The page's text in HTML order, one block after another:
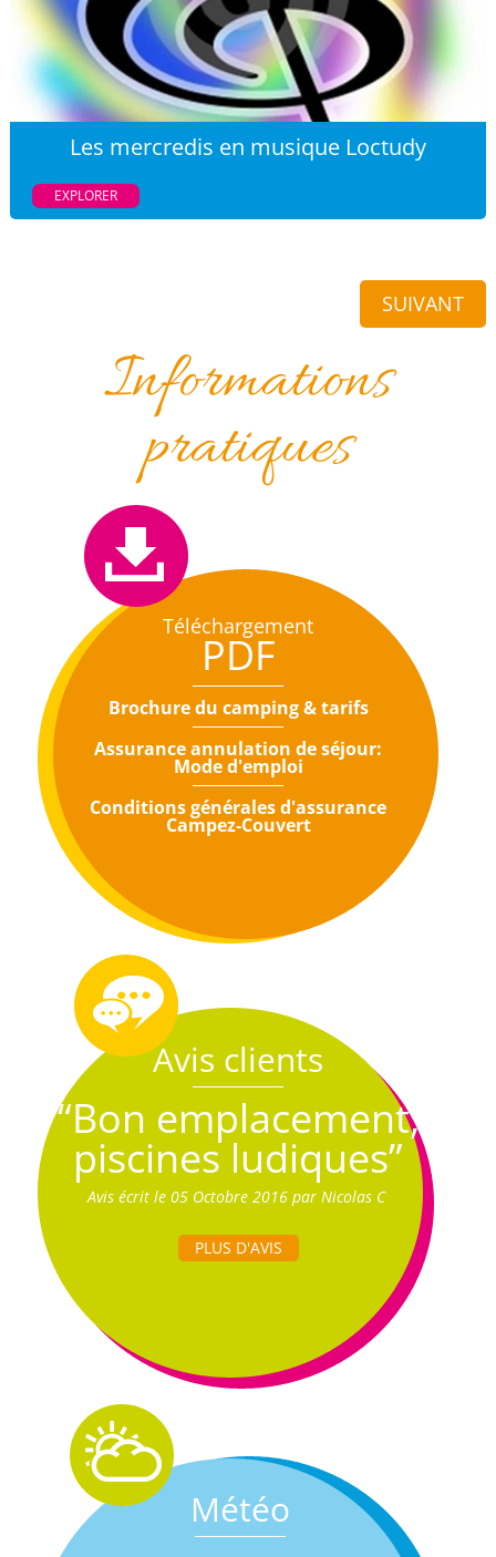
Les mercredis en musique Loctudy
EXPLORER
SUIVANT
Informations
pratiques
Téléchargement
PDF
Brochure du camping & tarifs
Assurance annulation de séjour:
Mode d'emploi
Conditions générales d'assurance
Campez-Couvert
Avis clients
“Bon emplacement,
piscines ludiques”
Avis écrit le 05 Octobre 2016 par Nicolas C
PLUS D'AVIS
Météo